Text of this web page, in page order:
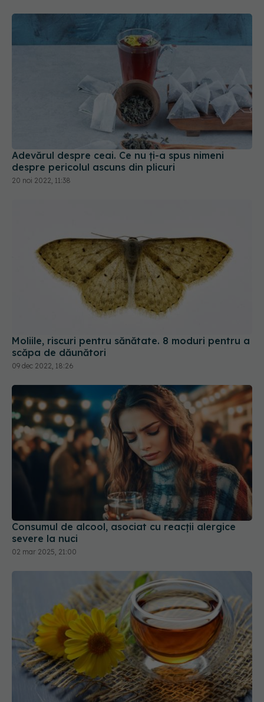
Adevărul despre ceai. Ce nu ți-a spus nimeni
despre pericolul ascuns din plicuri
20 noi 2022, 11:38
Moliile, riscuri pentru sănătate. 8 moduri pentru a
scăpa de dăunători
09 dec 2022, 18:26
Consumul de alcool, asociat cu reacții alergice
severe la nuci
02 mar 2025, 21:00